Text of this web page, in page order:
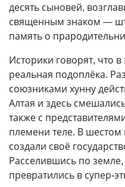
десять сыновей,
священным знаком —
память о
Историки говорят, что в
реальная подоплёка.
союзниками хунну
Алтая и здесь
также с
племени теле. В
создали своё
Расселившись по
превратились в супер-